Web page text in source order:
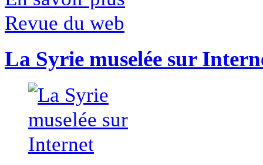
Revue du web
La Syrie muselée sur